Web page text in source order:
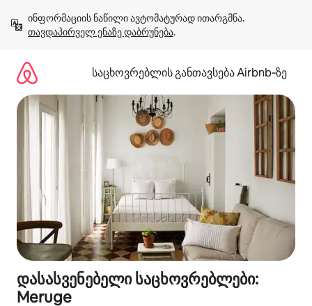
გადასვლა
თავდაპირველ ენაზე დაბრუნება.
საცხოვრებლის განთავსება Airbnb‑ზე
დასასვენებელი საცხოვრებლები:
Meruge